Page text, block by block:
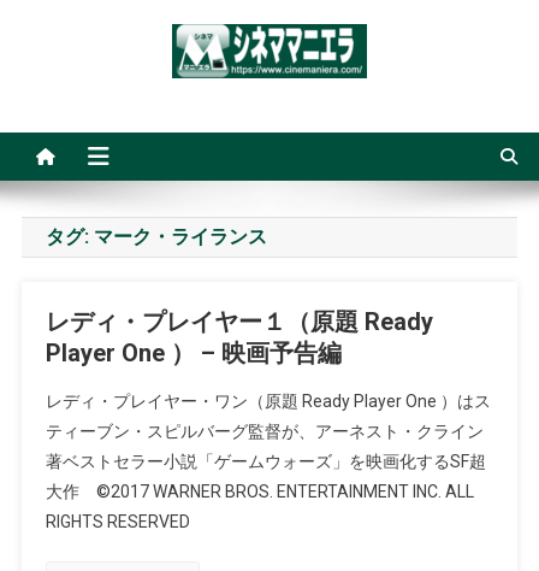
タグ: マーク・ライランス
レディ・プレイヤー１（原題 Ready
Player One ） – 映画予告編
レディ・プレイヤー・ワン（原題 Ready Player One ）はス
ティーブン・スピルバーグ監督が、アーネスト・クライン
著ベストセラー小説「ゲームウォーズ」を映画化するSF超
大作 ©2017 WARNER BROS. ENTERTAINMENT INC. ALL
RIGHTS RESERVED